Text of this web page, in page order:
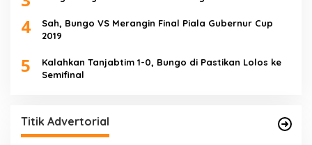
4
Sah, Bungo VS Merangin Final Piala Gubernur Cup
2019
5
Kalahkan Tanjabtim 1-0, Bungo di Pastikan Lolos ke
Semifinal
Titik Advertorial